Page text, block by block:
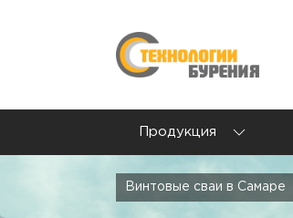
Продукция
Винтовые сваи в Самаре